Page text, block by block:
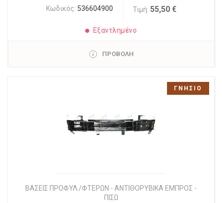
Κωδικός: 536604900 Τιμή: 55,50 €
Εξαντλημένο
ΠΡΟΒΟΛΗ
ΒΑΣΕΙΣ ΠΡΟΦΥΛ./ΦΤΕΡΩΝ - ΑΝΤΙΘΟΡΥΒΙΚΑ ΕΜΠΡΟΣ -
ΠΙΣΩ
ΓΝΗΣΙΟ